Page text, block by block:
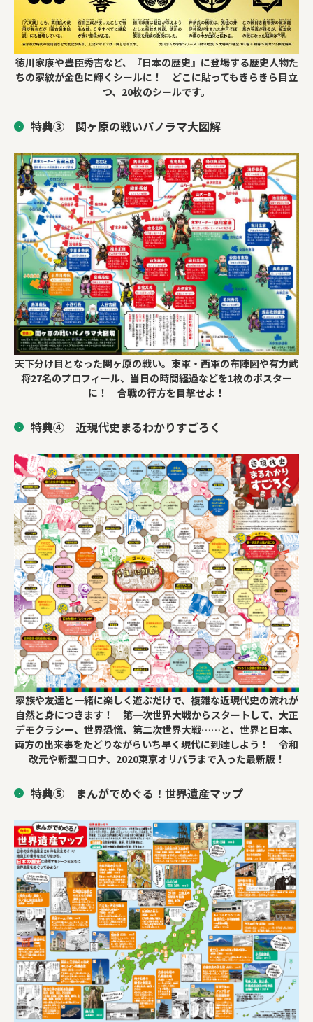
徳川家康や豊臣秀吉など、『日本の歴史』に登場する歴史人物た
ちの家紋が金色に輝くシールに！ どこに貼ってもきらきら目立
つ、20枚のシールです。
特典③ 関ヶ原の戦いパノラマ大図解
天下分け目となった関ヶ原の戦い。東軍・西軍の布陣図や有力武
将27名のプロフィール、当日の時間経過などを1枚のポスター
に！ 合戦の行方を目撃せよ！
特典④ 近現代史まるわかりすごろく
家族や友達と一緒に楽しく遊ぶだけで、複雑な近現代史の流れが
自然と身につきます！ 第一次世界大戦からスタートして、大正
デモクラシー、世界恐慌、第二次世界大戦……と、世界と日本、
両方の出来事をたどりながらいち早く現代に到達しよう！ 令和
改元や新型コロナ、2020東京オリパラまで入った最新版！
特典⑤ まんがでめぐる！世界遺産マップ